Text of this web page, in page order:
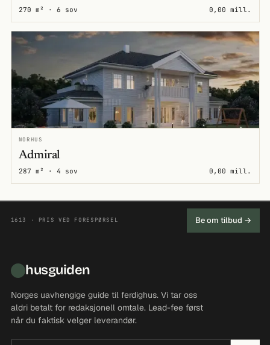
270 m² · 6 sov 0,00 mill.
NORHUS
Admiral
287 m² · 4 sov 0,00 mill.
1613 · PRIS VED FORESPØRSEL Be om tilbud →
husguiden
Norges uavhengige guide til ferdighus. Vi tar oss
aldri betalt for redaksjonell omtale. Lead-fee først
når du faktisk velger leverandør.